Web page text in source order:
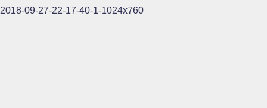
2018-09-27-22-17-40-1-1024x760